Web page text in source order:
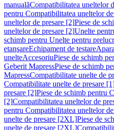
manualăCompatibilitatea uneltelor
pentru Compatibilitatea uneltelor
uneltelor de presare [2]Piese de
uneltelor de presare [2]Unelte
schimb pentru Unelte pentru
etanşareEchipament de testare
unelteAccesoriuPiese de schimb
Geberit MapressPiese de schimb
MapressCompatibilitate unelte de
Compatibilitate unelte de presare
presare [2]Piese de schimb pentru
[2]Compatibilitatea uneltelor de
pentru Compatibilitatea uneltelor
unelte de presare [2XL]Piese de
unelte de presare [2XL]